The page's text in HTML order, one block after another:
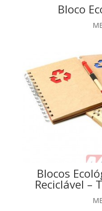
Bloco
Blocos
Reciclável –